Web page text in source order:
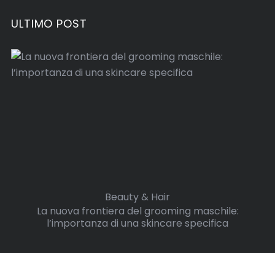
ULTIMO POST
Beauty & Hair
La nuova frontiera del grooming maschile:
l’importanza di una skincare specifica